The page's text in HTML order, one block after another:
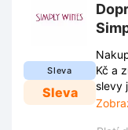
Sleva
Sleva
Kč a
slevy